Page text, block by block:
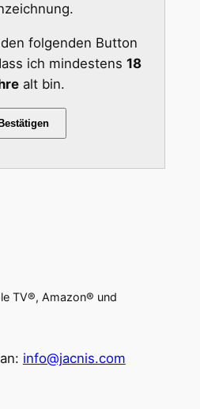
folgenden Button
ich mindestens 18
alt bin.
Bestätigen
TV®, Amazon® und
info@jacnis.com